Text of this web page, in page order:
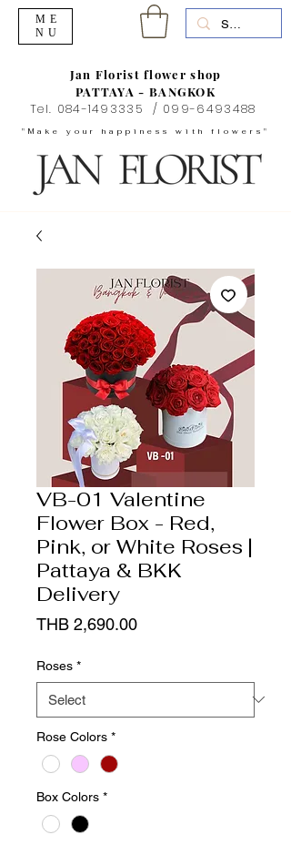
"Make your happiness with flowers"
Jan Florist flower shop
PATTAYA - BANGKOK
Tel. 084-1493335 / 099-6493488
ME
NU
VB-01 Valentine
Flower Box - Red,
Pink, or White Roses |
Pattaya & BKK
Delivery
THB 2,690.00Price
Roses *
Rose Colors *
Box Colors *